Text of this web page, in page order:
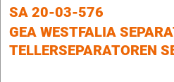
SA 20-03-576
GEA WESTFALIA
TELLERSEPARATOREN